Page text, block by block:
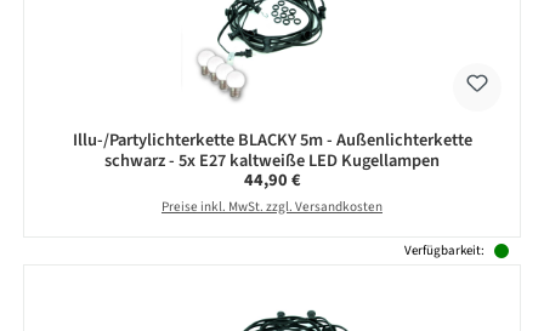
Illu-/Partylichterkette BLACKY 5m - Außenlichterkette
schwarz - 5x E27 kaltweiße LED Kugellampen
Regulärer Preis:
44,90 €
Preise inkl. MwSt. zzgl. Versandkosten
Verfügbarkeit: